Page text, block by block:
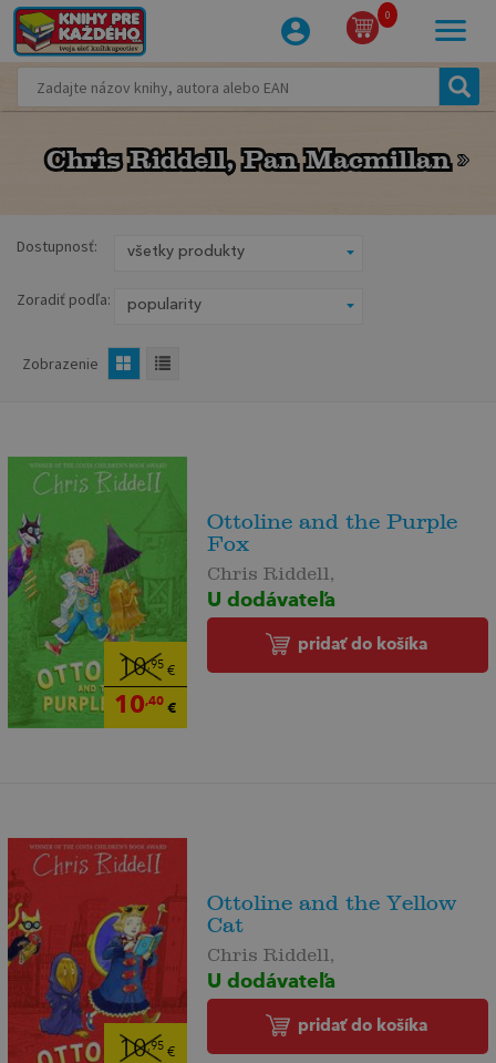
0
Chris Riddell, Pan Macmillan
Chris Riddell, Pan Macmillan
Dostupnosť:
Zoradiť podľa:
Zobrazenie
10,95€
10,40€
Ottoline and the Purple
Fox
Chris Riddell,
U dodávateľa
pridať do košíka
10,95€
Ottoline and the Yellow
Cat
Chris Riddell,
U dodávateľa
pridať do košíka